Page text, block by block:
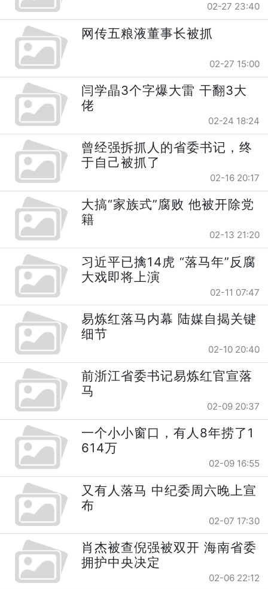
02-27 23:40
网传五粮液董事长被抓
02-27 15:00
闫学晶3个字爆大雷 干翻3大
佬
02-24 18:24
曾经强拆抓人的省委书记，终
于自己被抓了
02-16 20:17
大搞“家族式”腐败 他被开除党
籍
02-13 21:20
习近平已擒14虎 “落马年”反腐
大戏即将上演
02-11 07:47
易炼红落马内幕 陆媒自揭关键
细节
02-10 20:40
前浙江省委书记易炼红官宣落
马
02-09 20:37
一个小小窗口，有人8年捞了1
614万
02-09 16:55
又有人落马 中纪委周六晚上宣
布
02-07 17:30
肖杰被查倪强被双开 海南省委
拥护中央决定
02-06 22:12